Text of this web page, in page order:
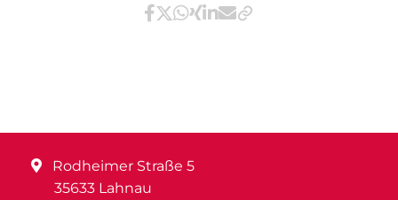
Teilen via Facebook
Teilen via X / Twitter
Teilen via WhatsApp
Teilen via Xing
Teilen via LinkedIn
Teilen via E-Mail
Rodheimer Straße 5
35633 Lahnau